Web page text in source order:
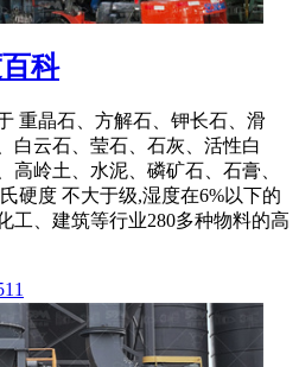
科
重晶石、方解石、钾长石、滑
白云石、莹石、石灰、活性白
高岭土、水泥、磷矿石、石膏、
硬度 不大于级,湿度在6%以下的
工、建筑等行业280多种物料的高